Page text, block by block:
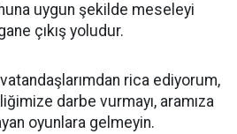
uygun şekilde meseleyi
çıkış yoludur.
rica ediyorum,
darbe vurmayı, aramıza
oyunlara gelmeyin.